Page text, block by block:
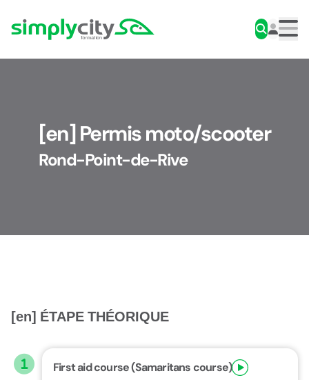
Simplycity
[en] Permis moto/scooter
Rond-Point-de-Rive
[en] ÉTAPE THÉORIQUE
First aid course (Samaritans course)